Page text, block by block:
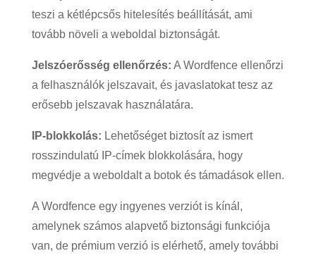
teszi a kétlépcsős hitelesítés beállítását, ami
tovább növeli a weboldal biztonságát.
Jelszóerősség ellenőrzés: A Wordfence ellenőrzi
a felhasználók jelszavait, és javaslatokat tesz az
erősebb jelszavak használatára.
IP-blokkolás: Lehetőséget biztosít az ismert
rosszindulatú IP-címek blokkolására, hogy
megvédje a weboldalt a botok és támadások ellen.
A Wordfence egy ingyenes verziót is kínál,
amelynek számos alapvető biztonsági funkciója
van, de prémium verzió is elérhető, amely további